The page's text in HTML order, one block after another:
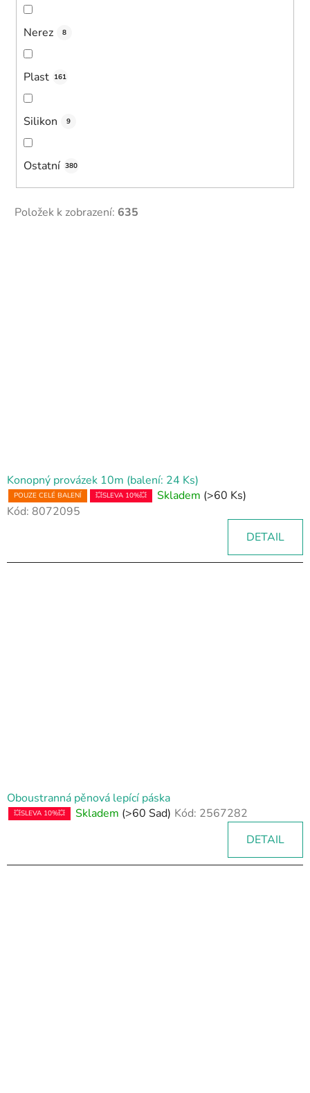
Nerez 8
Plast 161
Silikon 9
Ostatní 380
Položek k zobrazení: 635
ů
Konopný provázek 10m (balení: 24 Ks)
POUZE CELÉ BALENÍ 💥SLEVA 10%💥 Skladem (>60 Ks)
Kód: 8072095
DETAIL
Oboustranná pěnová lepící páska
💥SLEVA 10%💥 Skladem (>60 Sad) Kód: 2567282
DETAIL